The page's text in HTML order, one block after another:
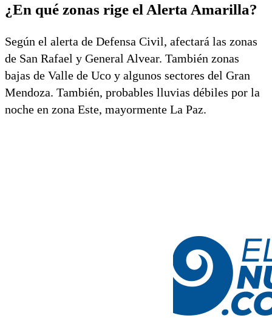
¿En qué zonas rige el Alerta Amarilla?
Según el alerta de Defensa Civil, afectará las zonas
de San Rafael y General Alvear. También zonas
bajas de Valle de Uco y algunos sectores del Gran
Mendoza. También, probables lluvias débiles por la
noche en zona Este, mayormente La Paz.